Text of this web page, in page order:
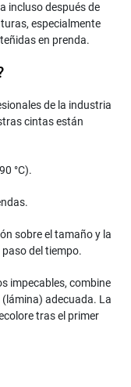
incluso después de
especialmente
en prenda.
de la industria
cintas están
°C).
sobre el tamaño y la
del tiempo.
impecables, combine
(lámina) adecuada. La
tras el primer